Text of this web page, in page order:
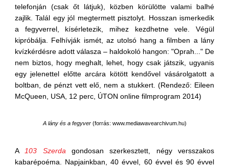
telefonján (csak őt látjuk), közben körülötte valami balhé
zajlik. Talál egy jól megtermett pisztolyt. Hosszan ismerkedik
a fegyverrel, kísérletezik, mihez kezdhetne vele. Végül
kipróbálja. Felhívják ismét, az utolsó hang a filmben a lány
kvízkérdésre adott válasza – haldokoló hangon: "Oprah..." De
nem biztos, hogy meghalt, lehet, hogy csak játszik, ugyanis
egy jelenettel előtte arcára kötött kendővel vásárolgatott a
boltban, de pénzt vett elő, nem a stukkert. (Rendező: Eileen
McQueen, USA, 12 perc, ÚTON online filmprogram 2014)
A lány és a fegyver (forrás: www.mediawavearchivum.hu)
A 103 Szerda gondosan szerkesztett, négy versszakos
kabarépoéma. Napjainkban, 40 évvel, 60 évvel és 90 évvel